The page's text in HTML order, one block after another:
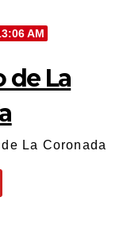
AM
de La
La Coronada